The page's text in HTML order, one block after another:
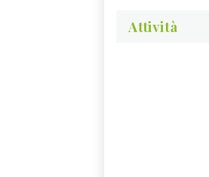
Attività